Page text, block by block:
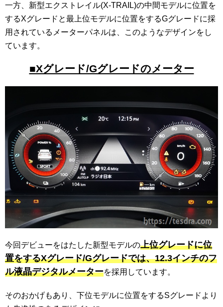
一方、新型エクストレイル(X-TRAIL)の中間モデルに位置を
するXグレードと最上位モデルに位置をするGグレードに採
用されているメーターパネルは、このようなデザインをし
ています。
■Xグレード/Gグレードのメーター
今回デビューをはたした新型モデルの上位グレードに位
置をするXグレード/Gグレードでは、12.3インチのフ
ル液晶デジタルメーターを採用しています。
そのおかげもあり、下位モデルに位置をするSグレードより